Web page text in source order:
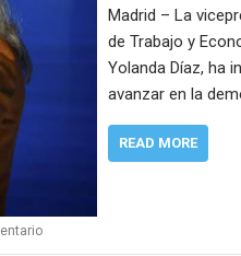
Madrid – La
de Trabajo y
Yolanda Díaz, ha
avanzar en la
READ MORE